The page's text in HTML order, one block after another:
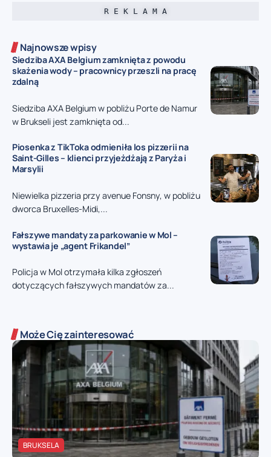
R E K L A M A
Najnowsze wpisy
Siedziba AXA Belgium zamknięta z powodu
skażenia wody – pracownicy przeszli na pracę
zdalną
Siedziba AXA Belgium w pobliżu Porte de Namur
w Brukseli jest zamknięta od...
Piosenka z TikToka odmieniła los pizzerii na
Saint-Gilles – klienci przyjeżdżają z Paryża i
Marsylii
Niewielka pizzeria przy avenue Fonsny, w pobliżu
dworca Bruxelles-Midi,...
Fałszywe mandaty za parkowanie w Mol –
wystawia je „agent Frikandel”
Policja w Mol otrzymała kilka zgłoszeń
dotyczących fałszywych mandatów za...
Może Cię zainteresować
BRUKSELA